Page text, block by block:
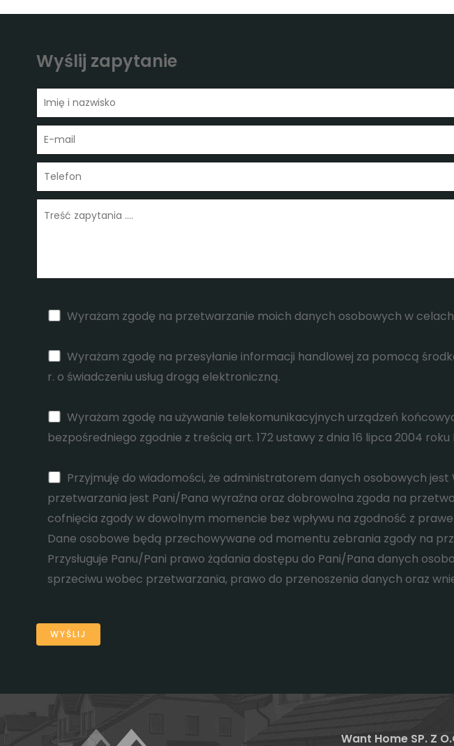
Wyślij zapytanie
Wyrażam zgodę na przetwarzanie moich danych osobowych w celach
Wyrażam zgodę na przesyłanie informacji handlowej za pomocą
r. o świadczeniu usług drogą elektroniczną.
Wyrażam zgodę na używanie telekomunikacyjnych urządzeń
bezpośredniego zgodnie z treścią art. 172 ustawy z dnia 16 lipca 2004
Przyjmuję do wiadomości, że administratorem danych osobowych jest
przetwarzania jest Pani/Pana wyraźna oraz dobrowolna zgoda na
cofnięcia zgody w dowolnym momencie bez wpływu na zgodność z
Dane osobowe będą przechowywane od momentu zebrania zgody na
Przysługuje Panu/Pani prawo żądania dostępu do Pani/Pana danych
sprzeciwu wobec przetwarzania, prawo do przenoszenia danych oraz
Want Home SP. Z